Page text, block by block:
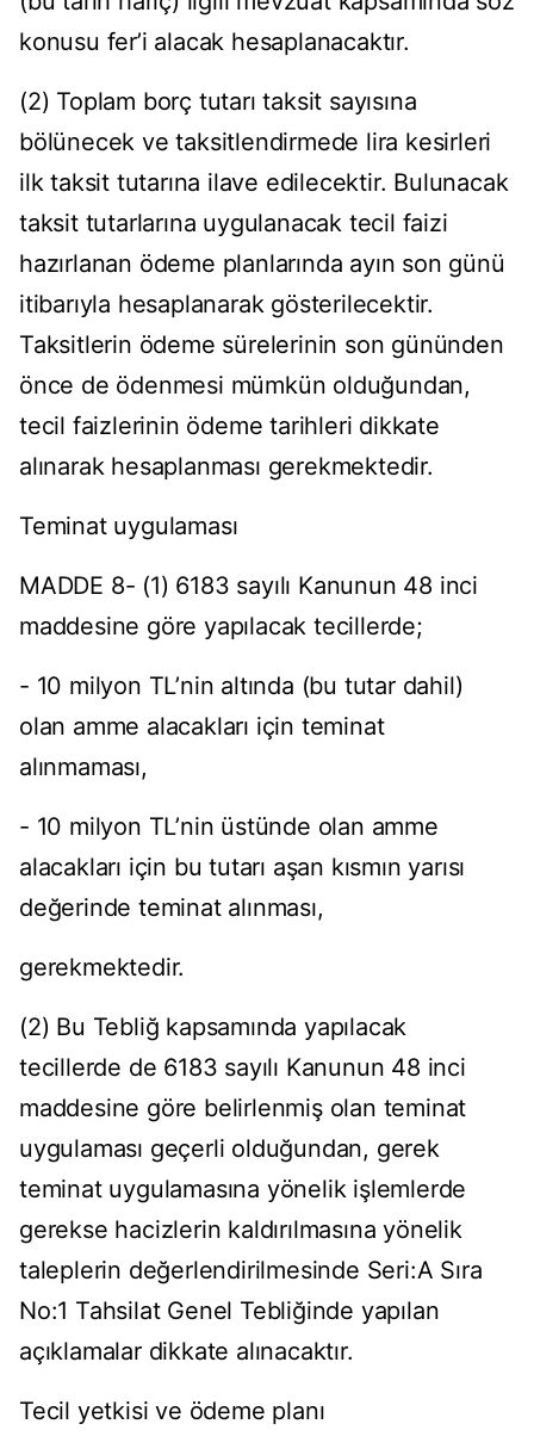
konusu fer’i alacak hesaplanacaktır.
(2) Toplam borç tutarı taksit sayısına
bölünecek ve taksitlendirmede lira kesirleri
ilk taksit tutarına ilave edilecektir. Bulunacak
taksit tutarlarına uygulanacak tecil faizi
hazırlanan ödeme planlarında ayın son günü
itibarıyla hesaplanarak gösterilecektir.
Taksitlerin ödeme sürelerinin son gününden
önce de ödenmesi mümkün olduğundan,
tecil faizlerinin ödeme tarihleri dikkate
alınarak hesaplanması gerekmektedir.
Teminat uygulaması
MADDE 8- (1) 6183 sayılı Kanunun 48 inci
maddesine göre yapılacak tecillerde;
- 10 milyon TL’nin altında (bu tutar dahil)
olan amme alacakları için teminat
alınmaması,
- 10 milyon TL’nin üstünde olan amme
alacakları için bu tutarı aşan kısmın yarısı
değerinde teminat alınması,
gerekmektedir.
(2) Bu Tebliğ kapsamında yapılacak
tecillerde de 6183 sayılı Kanunun 48 inci
maddesine göre belirlenmiş olan teminat
uygulaması geçerli olduğundan, gerek
teminat uygulamasına yönelik işlemlerde
gerekse hacizlerin kaldırılmasına yönelik
taleplerin değerlendirilmesinde Seri:A Sıra
No:1 Tahsilat Genel Tebliğinde yapılan
açıklamalar dikkate alınacaktır.
Tecil yetkisi ve ödeme planı